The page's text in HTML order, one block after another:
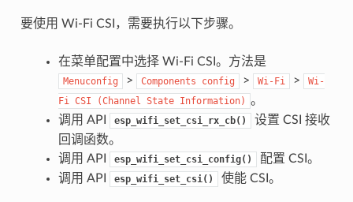
要使用 Wi-Fi CSI，需要执行以下步骤。
在菜单配置中选择 Wi-Fi CSI。方法是
Menuconfig > Components config > Wi-Fi >
Wi-
Fi CSI (Channel State Information) 。
调用 API
esp_wifi_set_csi_rx_cb()
设置 CSI 接收
回调函数。
调用 API
esp_wifi_set_csi_config()
配置 CSI。
调用 API
esp_wifi_set_csi() 使能 CSI。